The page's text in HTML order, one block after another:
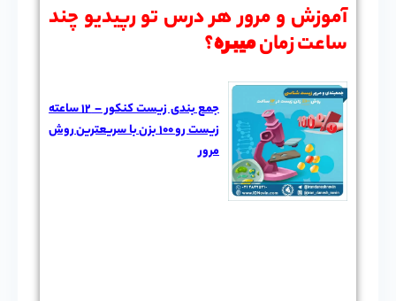
آموزش و مرور هر درس تو رپیدیو چند
ساعت زمانمیبره؟
جمع بندی زیست کنکور – 12 ساعته
زیست رو 100 بزن با سریعترین روش
مرور